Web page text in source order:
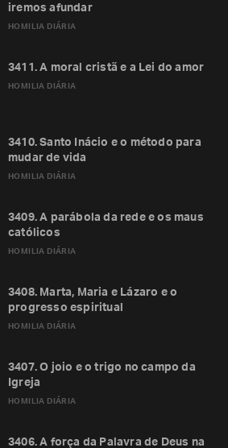
HOMILIA DIÁRIA
iremos afundar
HOMILIA DIÁRIA
3411. A moral cristã e a Lei do amor
HOMILIA DIÁRIA
3410. Santo Inácio e o método para
mudar de vida
HOMILIA DIÁRIA
3409. A parábola da rede e os maus
católicos
HOMILIA DIÁRIA
3408. Marta, Maria e Lázaro e o
progresso espiritual
HOMILIA DIÁRIA
3407. O joio e o trigo no campo da
Igreja
3406. A força da Palavra de Deus na